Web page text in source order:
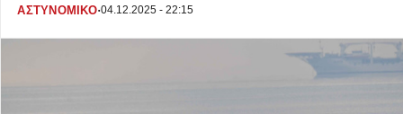
ΑΣΤΥΝΟΜΙΚΟ·04.12.2025 - 22:15